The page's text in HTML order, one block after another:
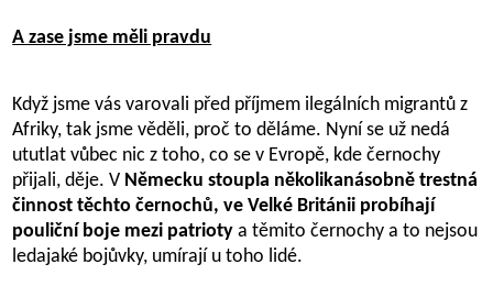
A zase jsme měli pravdu
Když jsme vás varovali před příjmem ilegálních migrantů z
Afriky, tak jsme věděli, proč to děláme. Nyní se už nedá
ututlat vůbec nic z toho, co se v Evropě, kde černochy
přijali, děje. V Německu stoupla několikanásobně trestná
činnost těchto černochů, ve Velké Británii probíhají
pouliční boje mezi patrioty a těmito černochy a to nejsou
ledajaké bojůvky, umírají u toho lidé.